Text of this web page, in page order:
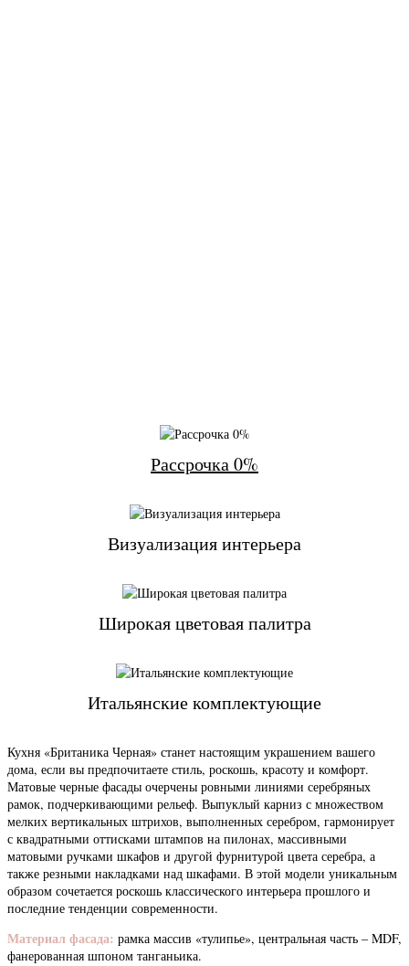
Рассрочка 0%
Визуализация интерьера
Широкая цветовая палитра
Итальянские комплектующие
Кухня «Британика Черная» станет настоящим украшением вашего
дома, если вы предпочитаете стиль, роскошь, красоту и комфорт.
Матовые черные фасады очерчены ровными линиями серебряных
рамок, подчеркивающими рельеф. Выпуклый карниз с множеством
мелких вертикальных штрихов, выполненных серебром, гармонирует
с квадратными оттисками штампов на пилонах, массивными
матовыми ручками шкафов и другой фурнитурой цвета серебра, а
также резными накладками над шкафами. В этой модели уникальным
образом сочетается роскошь классического интерьера прошлого и
последние тенденции современности.
Материал фасада: рамка массив «тулипье», центральная часть – MDF,
фанерованная шпоном танганьика.